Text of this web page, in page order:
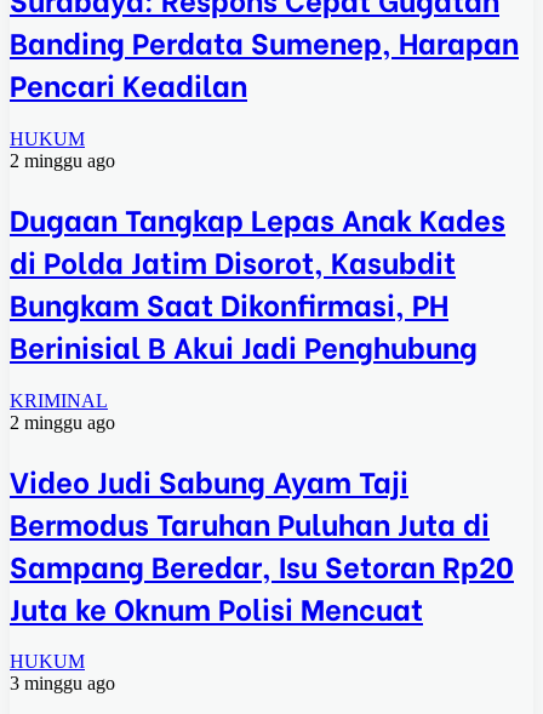
Banding Perdata Sumenep, Harapan
Pencari Keadilan
HUKUM
2 minggu ago
Dugaan Tangkap Lepas Anak Kades
di Polda Jatim Disorot, Kasubdit
Bungkam Saat Dikonfirmasi, PH
Berinisial B Akui Jadi Penghubung
KRIMINAL
2 minggu ago
Video Judi Sabung Ayam Taji
Bermodus Taruhan Puluhan Juta di
Sampang Beredar, Isu Setoran Rp20
Juta ke Oknum Polisi Mencuat
HUKUM
3 minggu ago